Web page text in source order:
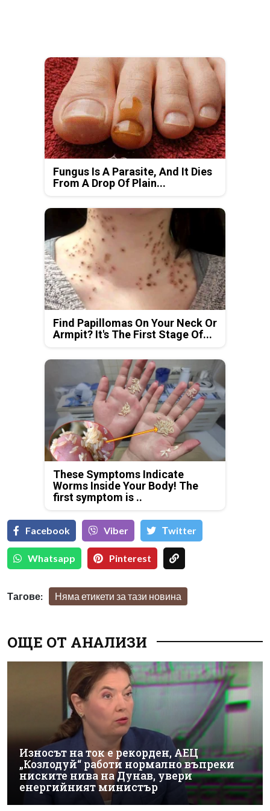
Fungus Is A Parasite, And It Dies
From A Drop Of Plain...
Find Papillomas On Your Neck Or
Armpit? It's The First Stage Of...
These Symptoms Indicate
Worms Inside Your Body! The
first symptom is ..
Facebook Viber Тwitter
Whatsapp Pinterest
Тагове: Няма етикети за тази новина
ОЩЕ ОТ АНАЛИЗИ
Износът на ток е рекорден, АЕЦ
„Козлодуй“ работи нормално въпреки
ниските нива на Дунав, увери
енергийният министър